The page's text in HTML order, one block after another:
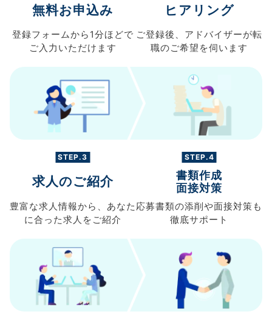
無料お申込み
登録フォームから 1分ほどで
ご入力 いただけます
ヒアリング
ご登録後、 アドバイザーが転
職のご希望を伺います
STEP.3
求人のご紹介
豊富な求人情報から、 あなた
に合った求人を ご紹介
STEP.4
書類作成
面接対策
応募書類の添削や面接対策も
徹底サポート